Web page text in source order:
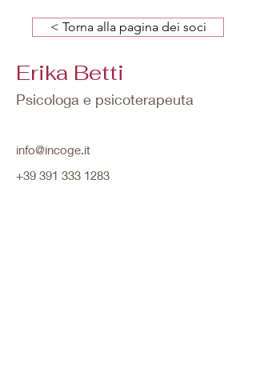
< Torna alla pagina dei soci
Erika Betti
Psicologa e psicoterapeuta
info@incoge.it
+39 391 333 1283